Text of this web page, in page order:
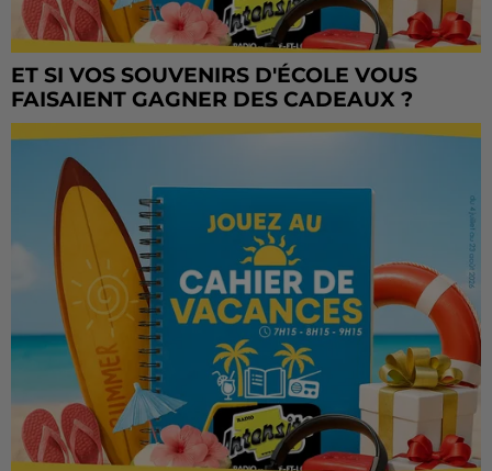
ET SI VOS SOUVENIRS D'ÉCOLE VOUS
FAISAIENT GAGNER DES CADEAUX ?